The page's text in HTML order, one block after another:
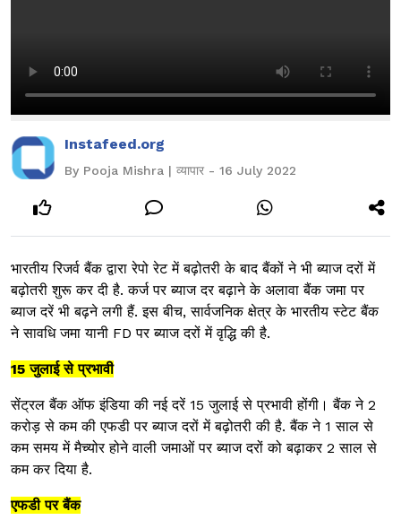
Instafeed.org
By Pooja Mishra | व्यापार - 16 July 2022
भारतीय रिजर्व बैंक द्वारा रेपो रेट में बढ़ोतरी के बाद बैंकों ने भी ब्याज दरों में
बढ़ोतरी शुरू कर दी है. कर्ज पर ब्याज दर बढ़ाने के अलावा बैंक जमा पर
ब्याज दरें भी बढ़ने लगी हैं. इस बीच, सार्वजनिक क्षेत्र के भारतीय स्टेट बैंक
ने सावधि जमा यानी FD पर ब्याज दरों में वृद्धि की है.
15 जुलाई से प्रभावी
सेंट्रल बैंक ऑफ इंडिया की नई दरें 15 जुलाई से प्रभावी होंगी। बैंक ने 2
करोड़ से कम की एफडी पर ब्याज दरों में बढ़ोतरी की है. बैंक ने 1 साल से
कम समय में मैच्योर होने वाली जमाओं पर ब्याज दरों को बढ़ाकर 2 साल से
कम कर दिया है.
एफडी पर बैंक